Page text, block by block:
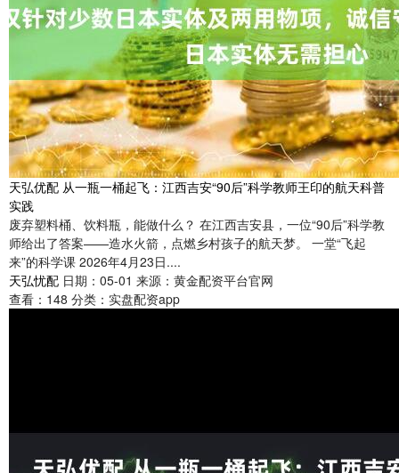
天弘优配 从一瓶一桶起飞：江西吉安“90后”科学教师王印的航天科普
实践
废弃塑料桶、饮料瓶，能做什么？ 在江西吉安县，一位“90后”科学教
师给出了答案——造水火箭，点燃乡村孩子的航天梦。 一堂“飞起
来”的科学课 2026年4月23日....
天弘忧配 日期：05-01 来源：黄金配资平台官网
查看： 148 分类： 实盘配资app